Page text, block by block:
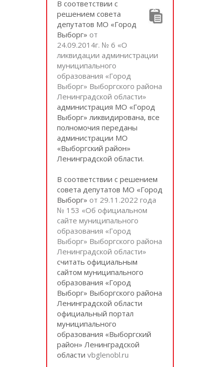
В соответствии с
решением совета
депутатов МО «Город
Выборг» от
24.09.2014г. № 6 «О
ликвидации администрации
муниципального
образования «Город
Выборг» Выборгского района
Ленинградской области»
администрация МО «Город
Выборг» ликвидирована, все
полномочия переданы
администрации МО
«Выборгский район»
Ленинградской области.
В соответствии с решением
совета депутатов МО «Город
Выборг» от 29.11.2022 года
№ 153 «Об официальном
сайте муниципального
образования «Город
Выборг» Выборгского района
Ленинградской области»
cчитать официальным
сайтом муниципального
образования «Город
Выборг» Выборгского района
Ленинградской области
официальный портал
муниципального
образования «Выборгский
район» Ленинградской
области vbglenobl.ru